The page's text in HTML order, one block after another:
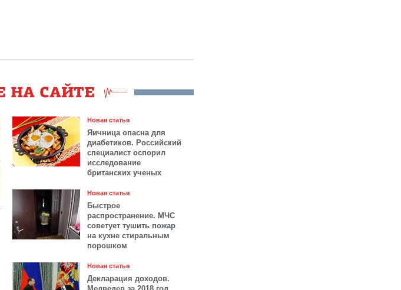
Новая статья
Яичница опасна для
диабетиков. Российский
специалист оспорил
исследование
британских ученых
Новая статья
Быстрое
распространение. МЧС
советует тушить пожар
на кухне стиральным
порошком
Новая статья
Декларация доходов.